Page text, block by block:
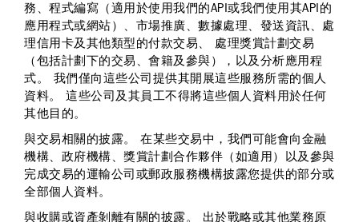
務、程式編寫（適用於使用我們的API或我們使用其API的
應用程式或網站）、市場推廣、數據處理、發送資訊、處
理信用卡及其他類型的付款交易、 處理獎賞計劃交易
（包括計劃下的交易、會籍及參與），以及分析應用程
式。 我們僅向這些公司提供其開展這些服務所需的個人
資料。 這些公司及其員工不得將這些個人資料用於任何
其他目的。
與交易相關的披露。 在某些交易中，我們可能會向金融
機構、政府機構、獎賞計劃合作夥伴（如適用）以及參與
完成交易的運輸公司或郵政服務機構披露您提供的部分或
全部個人資料。
與收購或資產剝離有關的披露。 出於戰略或其他業務原